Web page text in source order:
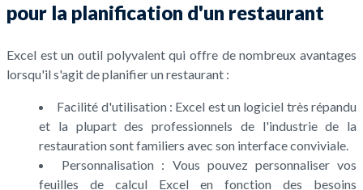
pour la planification d'un restaurant
Excel est un outil polyvalent qui offre de nombreux avantages
lorsqu'il s'agit de planifier un restaurant :
Facilité d'utilisation : Excel est un logiciel très répandu
et la plupart des professionnels de l'industrie de la
restauration sont familiers avec son interface conviviale.
Personnalisation : Vous pouvez personnaliser vos
feuilles de calcul Excel en fonction des besoins